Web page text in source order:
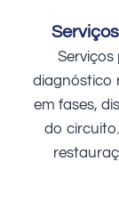
diagnóstico
em fases,
do